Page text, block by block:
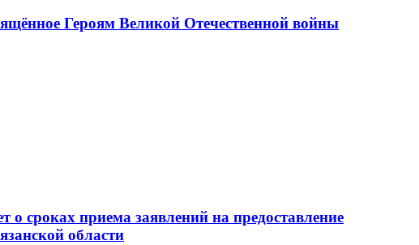
Героям Великой Отечественной войны
сроках приема заявлений на предоставление
области